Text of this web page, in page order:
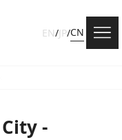
EN/JP/CN
-